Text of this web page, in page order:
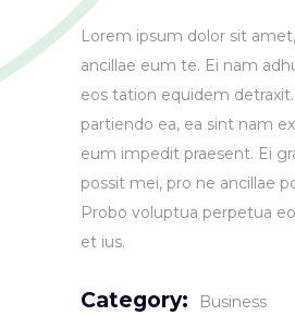
Lorem ipsum dolor sit
ancillae eum te. Ei nam
eos tation equidem
partiendo ea, ea sint nam
eum impedit praesent. Ei
possit mei, pro ne ancillae
Probo voluptua perpetua
et ius.
Category: Business